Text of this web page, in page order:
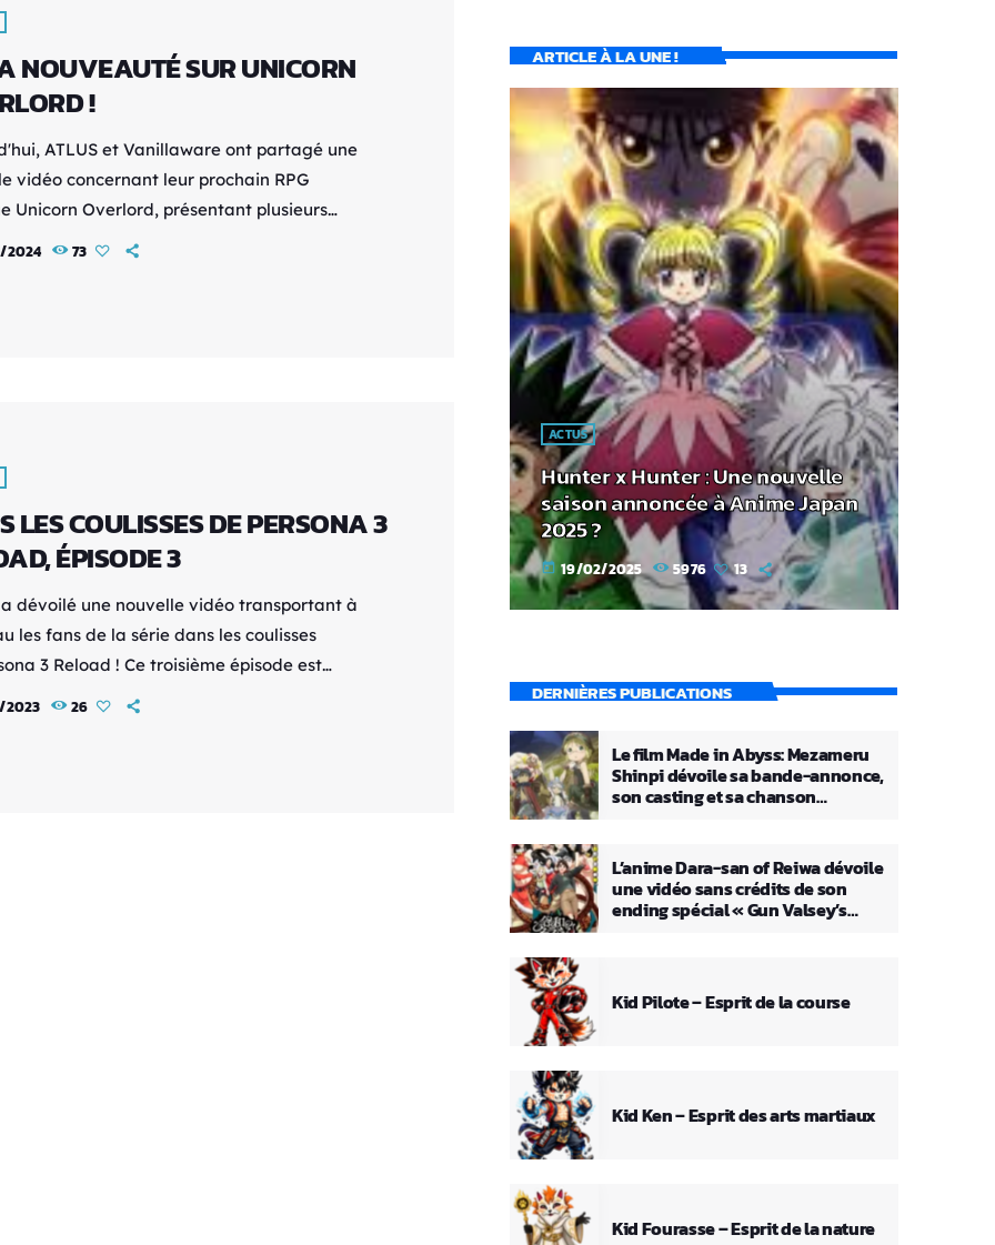
NOUVEAUTÉ SUR UNICORN
!
ATLUS et Vanillaware ont partagé une
vidéo concernant leur prochain RPG
Unicorn Overlord, présentant plusieurs
clés du gameplay, notamment l'exploration,
2024 73
LES COULISSES DE PERSONA 3
ÉPISODE 3
a dévoilé une nouvelle vidéo transportant à
les fans de la série dans les coulisses
3 Reload ! Ce troisième épisode est
aux doubleurs, tels que Grant George
2023 26
ARTICLE À LA UNE !
ACTUS
Hunter x Hunter : Une nouvelle
saison annoncée à Anime Japan
2025 ?
today 19/02/2025 5976 13
DERNIÈRES PUBLICATIONS
Le film Made in Abyss: Mezameru
Shinpi dévoile sa bande-annonce,
son casting et sa chanson
L’anime Dara-san of Reiwa dévoile
une vidéo sans crédits de son
ending spécial « Gun Valsey’s
Kid Pilote – Esprit de la course
Kid Ken – Esprit des arts martiaux
Kid Fourasse – Esprit de la nature